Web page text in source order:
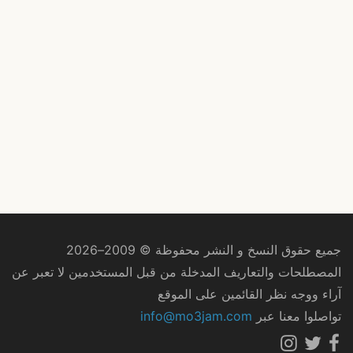
جميع حقوق النسخ و النشر محفوظة © 2009–2026
المصطلحات والتعاريف المدخلة من قبل المستخدمين لا تعبر عن
آراء ووجه نظر القائمين على الموقع
تواصلوا معنا عبر info@mo3jam.com